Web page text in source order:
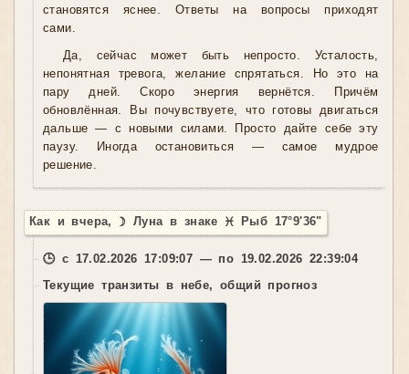
становятся яснее. Ответы на вопросы приходят
сами.
Да, сейчас может быть непросто. Усталость,
непонятная тревога, желание спрятаться. Но это на
пару дней. Скоро энергия вернётся. Причём
обновлённая. Вы почувствуете, что готовы двигаться
дальше — с новыми силами. Просто дайте себе эту
паузу. Иногда остановиться — самое мудрое
решение.
Как и вчера, ☽ Луна в знаке ♓ Рыб 17°9'36"
🕒 с 17.02.2026 17:09:07 — по 19.02.2026 22:39:04
Текущие транзиты в небе, общий прогноз